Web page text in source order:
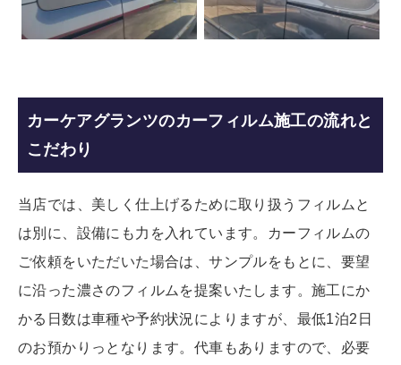
カーケアグランツのカーフィルム施工の流れと
こだわり
当店では、美しく仕上げるために取り扱うフィルムと
は別に、設備にも力を入れています。カーフィルムの
ご依頼をいただいた場合は、サンプルをもとに、要望
に沿った濃さのフィルムを提案いたします。施工にか
かる日数は車種や予約状況によりますが、最低1泊2日
のお預かりっとなります。代車もありますので、必要